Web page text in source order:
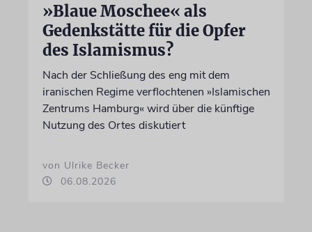
»Blaue Moschee« als
Gedenkstätte für die Opfer
des Islamismus?
Nach der Schließung des eng mit dem
iranischen Regime verflochtenen »Islamischen
Zentrums Hamburg« wird über die künftige
Nutzung des Ortes diskutiert
von Ulrike Becker
06.08.2026